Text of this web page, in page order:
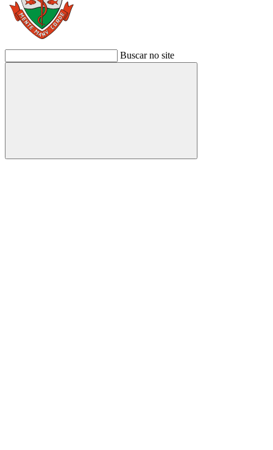
Buscar no site
Buscar